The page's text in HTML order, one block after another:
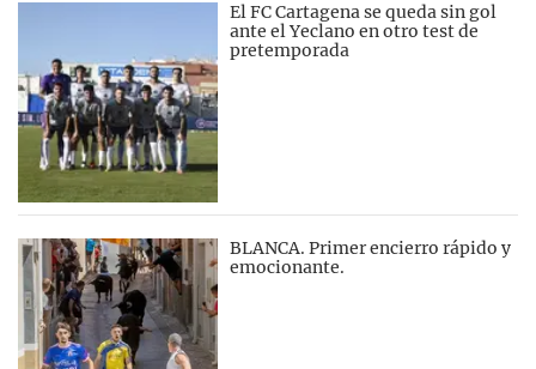
El FC Cartagena se queda sin gol
ante el Yeclano en otro test de
pretemporada
BLANCA. Primer encierro rápido y
emocionante.